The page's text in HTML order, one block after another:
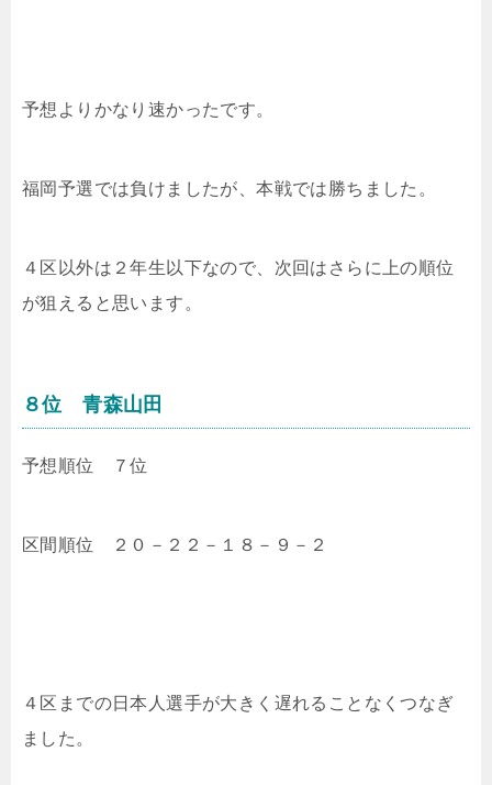
予想よりかなり速かったです。
福岡予選では負けましたが、本戦では勝ちました。
４区以外は２年生以下なので、次回はさらに上の順位
が狙えると思います。
８位 青森山田
予想順位 ７位
区間順位 ２０－２２－１８－９－２
４区までの日本人選手が大きく遅れることなくつなぎ
ました。